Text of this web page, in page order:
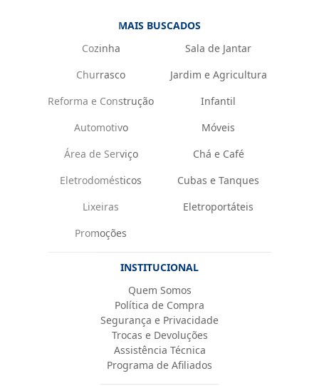
MAIS BUSCADOS
Cozinha
Sala de Jantar
Churrasco
Jardim e Agricultura
Reforma e Construção
Infantil
Automotivo
Móveis
Área de Serviço
Chá e Café
Eletrodomésticos
Cubas e Tanques
Lixeiras
Eletroportáteis
Promoções
INSTITUCIONAL
Quem Somos
Política de Compra
Segurança e Privacidade
Trocas e Devoluções
Assistência Técnica
Programa de Afiliados